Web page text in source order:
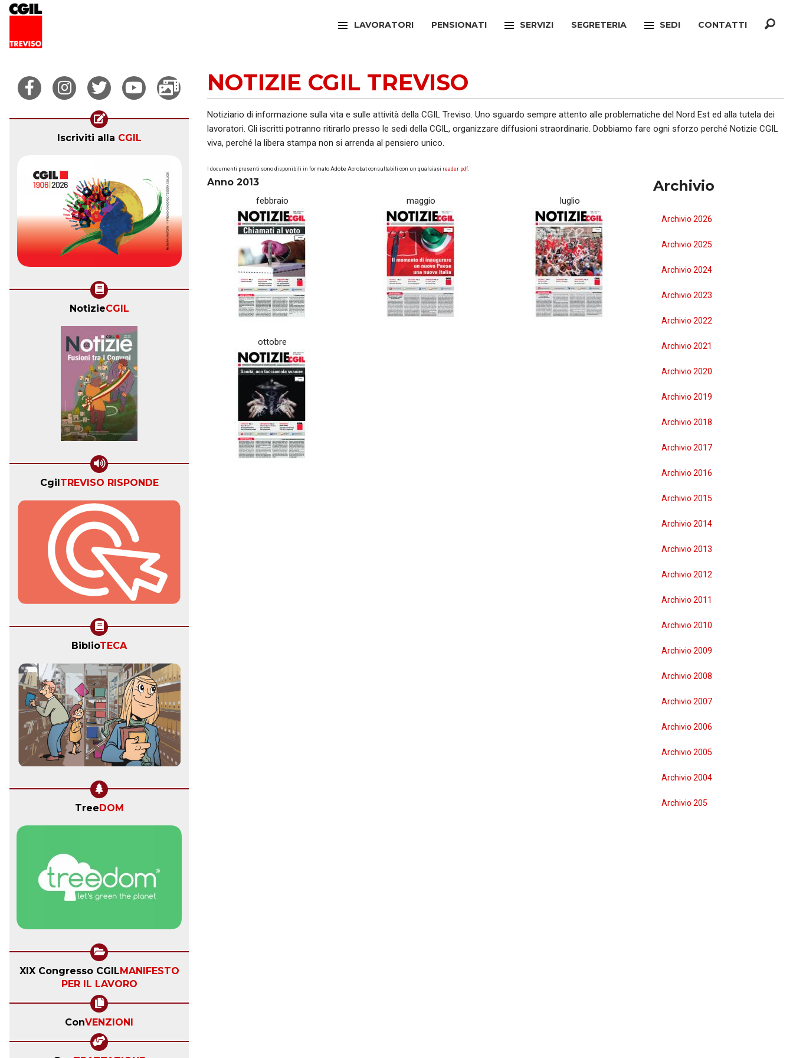
LAVORATORI
FILCTEM
FILT
PENSIONATI SERVIZI
UFFICIO VERTENZE
SPORTELLO SOCIALE
FEDERCONSUMATORI
SEGRETERIA SEDI
RONCADE
CASTELFRANCO VENETO
PIEVE DI SOLIGO
BREDA DI PIAVE
MONTEBELLUNA
CROCETTA DEL MONTELLO
VALDOBBIADENE
ODERZO
MOTTA DI LIVENZA
PONTE DI PIAVE
VITTORIO VENETO
GODEGA DI SANT'URBANO
CONTATTI
Iscriviti alla CGIL
NotizieCGIL
Cgil TREVISO RISPONDE
BiblioTECA
Tree DOM
XIX Congresso CGIL MANIFESTO
PER IL LAVORO
ConVENZIONI
NOTIZIE CGIL TREVISO
Notiziario di informazione sulla vita e sulle attività della CGIL Treviso. Uno sguardo sempre attento alle problematiche del Nord Est ed alla tutela dei
lavoratori. Gli iscritti potranno ritirarlo presso le sedi della CGIL, organizzare diffusioni straordinarie. Dobbiamo fare ogni sforzo perché Notizie CGIL
viva, perché la libera stampa non si arrenda al pensiero unico.
I documenti presenti sono disponibili in formato Adobe Acrobat consultabili con un qualsiasi reader pdf.
Anno 2013
febbraio maggio luglio
ottobre
Archivio
Archivio 2026
Archivio 2025
Archivio 2024
Archivio 2023
Archivio 2022
Archivio 2021
Archivio 2020
Archivio 2019
Archivio 2018
Archivio 2017
Archivio 2016
Archivio 2015
Archivio 2014
Archivio 2013
Archivio 2012
Archivio 2011
Archivio 2010
Archivio 2009
Archivio 2008
Archivio 2007
Archivio 2006
Archivio 2005
Archivio 2004
Archivio 205